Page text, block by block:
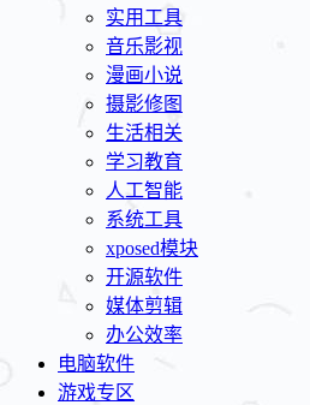
实用工具
音乐影视
漫画小说
摄影修图
生活相关
学习教育
人工智能
系统工具
xposed模块
开源软件
媒体剪辑
办公效率
电脑软件
游戏专区